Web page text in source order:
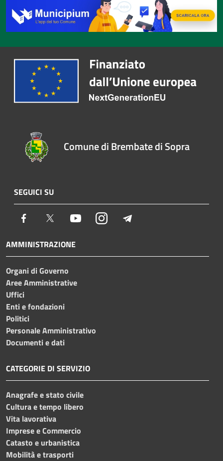
Comune di Brembate di Sopra
SEGUICI SU
Facebook Twitter YoutubeInstagram
AMMINISTRAZIONE
Organi di Governo
Aree Amministrative
Uffici
Enti e fondazioni
Politici
Personale Amministrativo
Documenti e dati
CATEGORIE DI SERVIZIO
Anagrafe e stato civile
Cultura e tempo libero
Vita lavorativa
Imprese e Commercio
Catasto e urbanistica
Mobilità e trasporti